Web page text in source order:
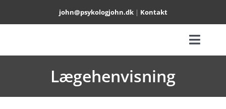
to
john@psykologjohn.dk| Kontakt
Lægehenvisning